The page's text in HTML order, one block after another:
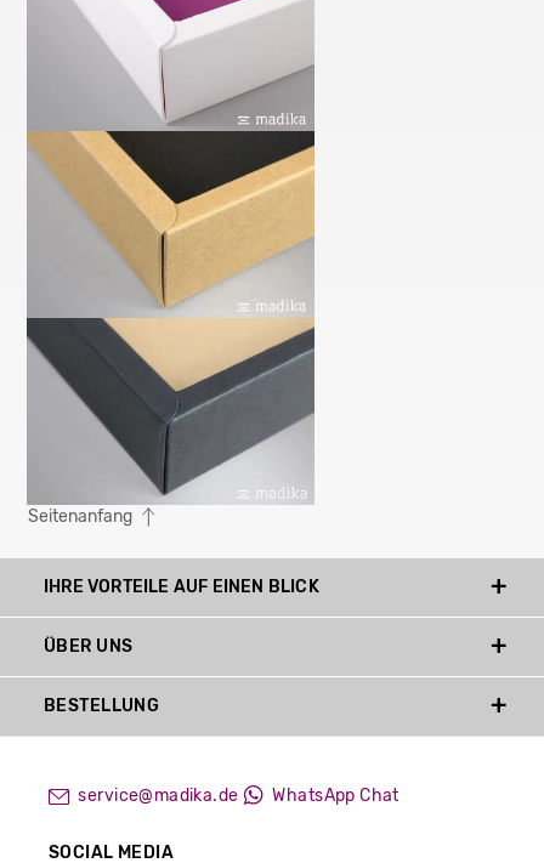
Seitenanfang
IHRE VORTEILE AUF EINEN BLICK
service@madika.de WhatsApp Chat
SOCIAL MEDIA
ÜBER UNS
BESTELLUNG